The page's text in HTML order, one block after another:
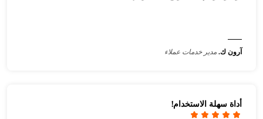
آرون ك.مدير خدمات عملاء
أداة سهلة الاستخدام!